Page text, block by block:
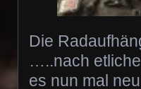
Die
…..nach
es nun mal